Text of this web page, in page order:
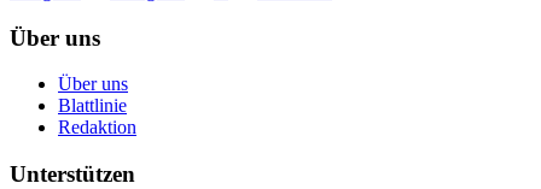
Über uns
Über uns
Blattlinie
Redaktion
Unterstützen